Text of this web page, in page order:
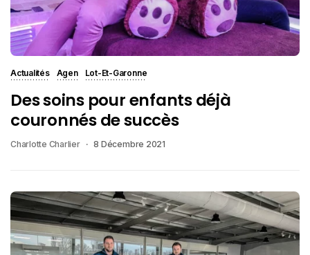
Actualités Agen Lot-Et-Garonne
Des soins pour enfants déjà
couronnés de succès
Charlotte Charlier 8 Décembre 2021